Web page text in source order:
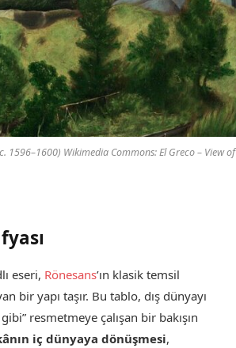
Wikimedia Commons: El Greco – View of
eseri, Rönesans’ın klasik temsil
bir yapı taşır. Bu tablo, dış dünyayı
resmetmeye çalışan bir bakışın
iç dünyaya dönüşmesi,